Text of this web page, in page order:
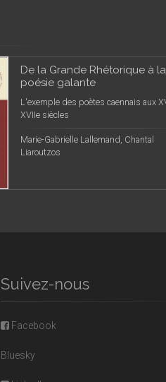
De la Grande Rhétorique à la
poésie galante
L'exemple des poètes caennais aux
XVIIe siècles
Marie-Gabrielle Lallemand, Chantal
Liaroutzos
Suivez-nous
Facebook
Bluesky